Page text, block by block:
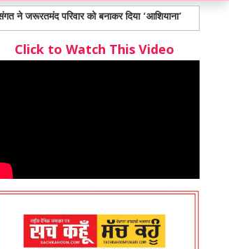
को बनाकर दिया ‘आशियाना’ Anantapur Bus
Click to Watch This Video